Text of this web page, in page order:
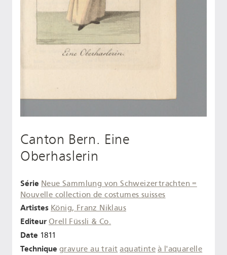
Canton Bern. Eine
Oberhaslerin
Série Neue Sammlung von Schweizertrachten =
Nouvelle collection de costumes suisses
Artistes König, Franz Niklaus
Editeur Orell Füssli & Co.
Date 1811
Technique gravure au trait aquatinte à l'aquarelle